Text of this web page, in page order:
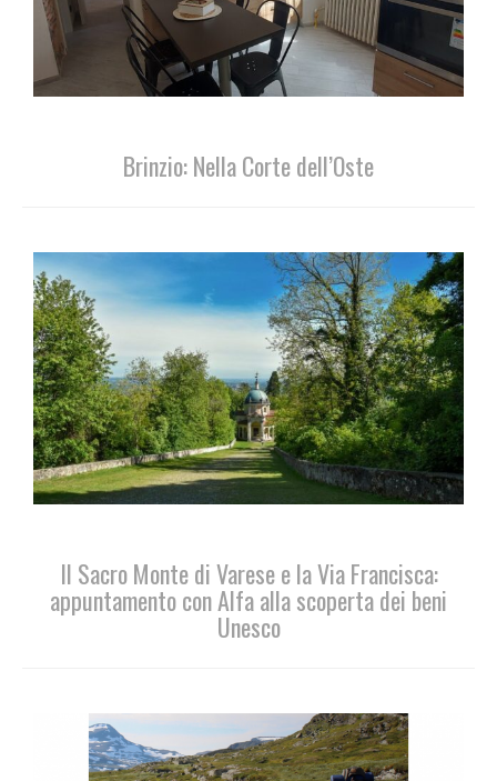
Brinzio: Nella Corte dell’Oste
Il Sacro Monte di Varese e la Via Francisca:
appuntamento con Alfa alla scoperta dei beni
Unesco